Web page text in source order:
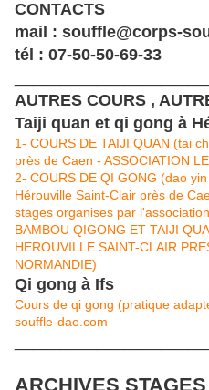
CONTACTS
mail : souffle@corps-
tél : 07-50-50-69-33
AUTRES COURS ,
Taiji quan et qi gong à
1- COURS DE TAIJI QUAN (tai
près de Caen - ASSOCIATION
2- COURS DE QI GONG (dao
Hérouville Saint-Clair près de
stages organises par
BAMBOU QIGONG ET TAIJI
HEROUVILLE SAINT-CLAIR
NORMANDIE)
Qi gong à Ifs
Cours de qi gong (pratique
souffle-dao.com
ARCHIVES STAGES